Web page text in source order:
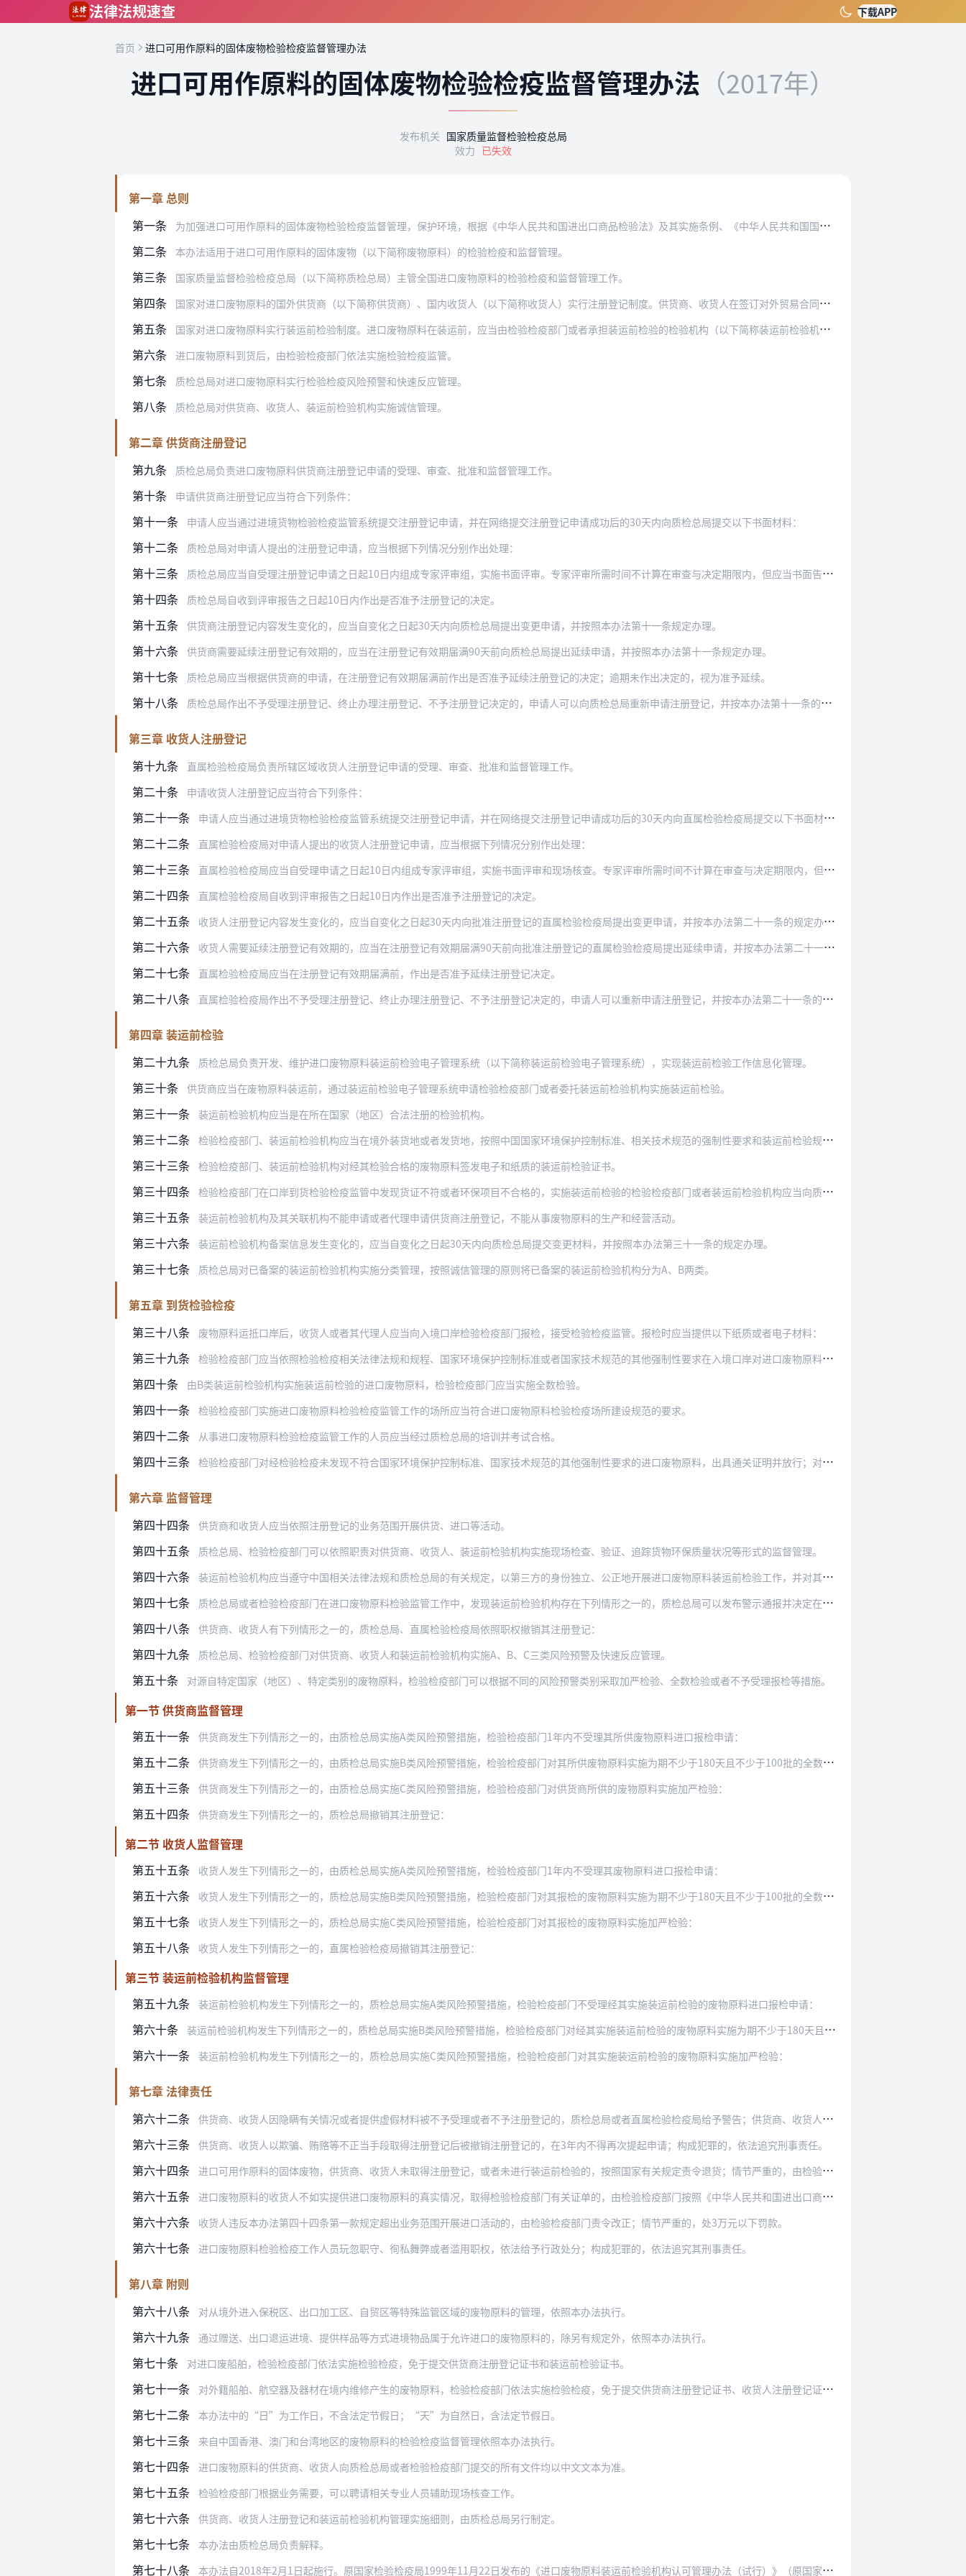
法律法规速查 下载APP
首页 进口可用作原料的固体废物检验检疫监督管理办法
进口可用作原料的固体废物检验检疫监督管理办法 （2017年）
发布机关 国家质量监督检验检疫总局
效力 已失效
第一章 总则
第一条
为加强进口可用作原料的固体废物检验检疫监督管理，保护环境，根据《中华人民共和国进出口商品检验法》及其实施条例、《中华人民共和国国境卫生检疫法》及其实施细则、《中…
第二条 本办法适用于进口可用作原料的固体废物（以下简称废物原料）的检验检疫和监督管理。
第三条 国家质量监督检验检疫总局（以下简称质检总局）主管全国进口废物原料的检验检疫和监督管理工作。
第四条 国家对进口废物原料的国外供货商（以下简称供货商）、国内收货人（以下简称收货人）实行注册登记制度。供货商、收货人在签订对外贸易合同前，应当取得注册登记。
第五条 国家对进口废物原料实行装运前检验制度。进口废物原料在装运前，应当由检验检疫部门或者承担装运前检验的检验机构（以下简称装运前检验机构）实施装运前检验并出具装运前检…
第六条 进口废物原料到货后，由检验检疫部门依法实施检验检疫监管。
第七条 质检总局对进口废物原料实行检验检疫风险预警和快速反应管理。
第八条 质检总局对供货商、收货人、装运前检验机构实施诚信管理。
第二章 供货商注册登记
第九条
质检总局负责进口废物原料供货商注册登记申请的受理、审查、批准和监督管理工作。
第十条 申请供货商注册登记应当符合下列条件：
第十一条 申请人应当通过进境货物检验检疫监管系统提交注册登记申请，并在网络提交注册登记申请成功后的30天内向质检总局提交以下书面材料：
第十二条 质检总局对申请人提出的注册登记申请，应当根据下列情况分别作出处理：
第十三条 质检总局应当自受理注册登记申请之日起10日内组成专家评审组，实施书面评审。专家评审所需时间不计算在审查与决定期限内，但应当书面告知申请人。
第十四条 质检总局自收到评审报告之日起10日内作出是否准予注册登记的决定。
第十五条 供货商注册登记内容发生变化的，应当自变化之日起30天内向质检总局提出变更申请，并按照本办法第十一条规定办理。
第十六条 供货商需要延续注册登记有效期的，应当在注册登记有效期届满90天前向质检总局提出延续申请，并按照本办法第十一条规定办理。
第十七条 质检总局应当根据供货商的申请，在注册登记有效期届满前作出是否准予延续注册登记的决定；逾期未作出决定的，视为准予延续。
第十八条 质检总局作出不予受理注册登记、终止办理注册登记、不予注册登记决定的，申请人可以向质检总局重新申请注册登记，并按本办法第十一条的规定办理。
第三章 收货人注册登记
第十九条
直属检验检疫局负责所辖区域收货人注册登记申请的受理、审查、批准和监督管理工作。
第二十条 申请收货人注册登记应当符合下列条件：
第二十一条 申请人应当通过进境货物检验检疫监管系统提交注册登记申请，并在网络提交注册登记申请成功后的30天内向直属检验检疫局提交以下书面材料：
第二十二条 直属检验检疫局对申请人提出的收货人注册登记申请，应当根据下列情况分别作出处理：
第二十三条 直属检验检疫局应当自受理申请之日起10日内组成专家评审组，实施书面评审和现场核查。专家评审所需时间不计算在审查与决定期限内，但应当书面告知申请人。
第二十四条 直属检验检疫局自收到评审报告之日起10日内作出是否准予注册登记的决定。
第二十五条 收货人注册登记内容发生变化的，应当自变化之日起30天内向批准注册登记的直属检验检疫局提出变更申请，并按本办法第二十一条的规定办理。
第二十六条 收货人需要延续注册登记有效期的，应当在注册登记有效期届满90天前向批准注册登记的直属检验检疫局提出延续申请，并按本办法第二十一条的规定办理。
第二十七条 直属检验检疫局应当在注册登记有效期届满前，作出是否准予延续注册登记决定。
第二十八条 直属检验检疫局作出不予受理注册登记、终止办理注册登记、不予注册登记决定的，申请人可以重新申请注册登记，并按本办法第二十一条的规定办理。
第四章 装运前检验
第二十九条
质检总局负责开发、维护进口废物原料装运前检验电子管理系统（以下简称装运前检验电子管理系统），实现装运前检验工作信息化管理。
第三十条 供货商应当在废物原料装运前，通过装运前检验电子管理系统申请检验检疫部门或者委托装运前检验机构实施装运前检验。
第三十一条 装运前检验机构应当是在所在国家（地区）合法注册的检验机构。
第三十二条 检验检疫部门、装运前检验机构应当在境外装货地或者发货地，按照中国国家环境保护控制标准、相关技术规范的强制性要求和装运前检验规程实施装运前检验。
第三十三条 检验检疫部门、装运前检验机构对经其检验合格的废物原料签发电子和纸质的装运前检验证书。
第三十四条 检验检疫部门在口岸到货检验检疫监管中发现货证不符或者环保项目不合格的，实施装运前检验的检验检疫部门或者装运前检验机构应当向质检总局报告装运前检验情况，并提供记录…
第三十五条 装运前检验机构及其关联机构不能申请或者代理申请供货商注册登记，不能从事废物原料的生产和经营活动。
第三十六条 装运前检验机构备案信息发生变化的，应当自变化之日起30天内向质检总局提交变更材料，并按照本办法第三十一条的规定办理。
第三十七条 质检总局对已备案的装运前检验机构实施分类管理，按照诚信管理的原则将已备案的装运前检验机构分为A、B两类。
第五章 到货检验检疫
第三十八条
废物原料运抵口岸后，收货人或者其代理人应当向入境口岸检验检疫部门报检，接受检验检疫监管。报检时应当提供以下纸质或者电子材料：
第三十九条 检验检疫部门应当依照检验检疫相关法律法规和规程、国家环境保护控制标准或者国家技术规范的其他强制性要求在入境口岸对进口废物原料实施检验检疫监管，根据污染程度实施消…
第四十条 由B类装运前检验机构实施装运前检验的进口废物原料，检验检疫部门应当实施全数检验。
第四十一条 检验检疫部门实施进口废物原料检验检疫监管工作的场所应当符合进口废物原料检验检疫场所建设规范的要求。
第四十二条 从事进口废物原料检验检疫监管工作的人员应当经过质检总局的培训并考试合格。
第四十三条 检验检疫部门对经检验检疫未发现不符合国家环境保护控制标准、国家技术规范的其他强制性要求的进口废物原料，出具通关证明并放行；对不符合国家环境保护控制标准、国家技术…
第六章 监督管理
第四十四条
供货商和收货人应当依照注册登记的业务范围开展供货、进口等活动。
第四十五条 质检总局、检验检疫部门可以依照职责对供货商、收货人、装运前检验机构实施现场检查、验证、追踪货物环保质量状况等形式的监督管理。
第四十六条 装运前检验机构应当遵守中国相关法律法规和质检总局的有关规定，以第三方的身份独立、公正地开展进口废物原料装运前检验工作，并对其所出具的装运前检验证书的真实性、准确…
第四十七条 质检总局或者检验检疫部门在进口废物原料检验监管工作中，发现装运前检验机构存在下列情形之一的，质检总局可以发布警示通报并决定在一定时期内不予认可其出具的装运前检验…
第四十八条 供货商、收货人有下列情形之一的，质检总局、直属检验检疫局依照职权撤销其注册登记：
第四十九条 质检总局、检验检疫部门对供货商、收货人和装运前检验机构实施A、B、C三类风险预警及快速反应管理。
第五十条 对源自特定国家（地区）、特定类别的废物原料，检验检疫部门可以根据不同的风险预警类别采取加严检验、全数检验或者不予受理报检等措施。
第一节 供货商监督管理
第五十一条
供货商发生下列情形之一的，由质检总局实施A类风险预警措施，检验检疫部门1年内不受理其所供废物原料进口报检申请：
第五十二条 供货商发生下列情形之一的，由质检总局实施B类风险预警措施，检验检疫部门对其所供废物原料实施为期不少于180天且不少于100批的全数检验：
第五十三条 供货商发生下列情形之一的，由质检总局实施C类风险预警措施，检验检疫部门对供货商所供的废物原料实施加严检验：
第五十四条 供货商发生下列情形之一的，质检总局撤销其注册登记：
第二节 收货人监督管理
第五十五条
收货人发生下列情形之一的，由质检总局实施A类风险预警措施，检验检疫部门1年内不受理其废物原料进口报检申请：
第五十六条 收货人发生下列情形之一的，质检总局实施B类风险预警措施，检验检疫部门对其报检的废物原料实施为期不少于180天且不少于100批的全数检验：
第五十七条 收货人发生下列情形之一的，质检总局实施C类风险预警措施，检验检疫部门对其报检的废物原料实施加严检验：
第五十八条 收货人发生下列情形之一的，直属检验检疫局撤销其注册登记：
第三节 装运前检验机构监督管理
第五十九条
装运前检验机构发生下列情形之一的，质检总局实施A类风险预警措施，检验检疫部门不受理经其实施装运前检验的废物原料进口报检申请：
第六十条 装运前检验机构发生下列情形之一的，质检总局实施B类风险预警措施，检验检疫部门对经其实施装运前检验的废物原料实施为期不少于180天且不少于1000批的全数检验：
第六十一条 装运前检验机构发生下列情形之一的，质检总局实施C类风险预警措施，检验检疫部门对其实施装运前检验的废物原料实施加严检验：
第七章 法律责任
第六十二条
供货商、收货人因隐瞒有关情况或者提供虚假材料被不予受理或者不予注册登记的，质检总局或者直属检验检疫局给予警告；供货商、收货人在1年内不得再次提起申请。
第六十三条 供货商、收货人以欺骗、贿赂等不正当手段取得注册登记后被撤销注册登记的，在3年内不得再次提起申请；构成犯罪的，依法追究刑事责任。
第六十四条 进口可用作原料的固体废物，供货商、收货人未取得注册登记，或者未进行装运前检验的，按照国家有关规定责令退货；情节严重的，由检验检疫部门按照《中华人民共和国进出口商…
第六十五条 进口废物原料的收货人不如实提供进口废物原料的真实情况，取得检验检疫部门有关证单的，由检验检疫部门按照《中华人民共和国进出口商品检验法实施条例》的规定没收违法所得…
第六十六条 收货人违反本办法第四十四条第一款规定超出业务范围开展进口活动的，由检验检疫部门责令改正；情节严重的，处3万元以下罚款。
第六十七条 进口废物原料检验检疫工作人员玩忽职守、徇私舞弊或者滥用职权，依法给予行政处分；构成犯罪的，依法追究其刑事责任。
第八章 附则
第六十八条
对从境外进入保税区、出口加工区、自贸区等特殊监管区域的废物原料的管理，依照本办法执行。
第六十九条 通过赠送、出口退运进境、提供样品等方式进境物品属于允许进口的废物原料的，除另有规定外，依照本办法执行。
第七十条 对进口废船舶，检验检疫部门依法实施检验检疫，免于提交供货商注册登记证书和装运前检验证书。
第七十一条 对外籍船舶、航空器及器材在境内维修产生的废物原料，检验检疫部门依法实施检验检疫，免于提交供货商注册登记证书、收货人注册登记证书、装运前检验证书和进口许可证明。
第七十二条 本办法中的“日”为工作日，不含法定节假日；“天”为自然日，含法定节假日。
第七十三条 来自中国香港、澳门和台湾地区的废物原料的检验检疫监督管理依照本办法执行。
第七十四条 进口废物原料的供货商、收货人向质检总局或者检验检疫部门提交的所有文件均以中文文本为准。
第七十五条 检验检疫部门根据业务需要，可以聘请相关专业人员辅助现场核查工作。
第七十六条 供货商、收货人注册登记和装运前检验机构管理实施细则，由质检总局另行制定。
第七十七条 本办法由质检总局负责解释。
第七十八条 本办法自2018年2月1日起施行。原国家检验检疫局1999年11月22日发布的《进口废物原料装运前检验机构认可管理办法（试行）》（原国家出入境检验检疫局令第2号…